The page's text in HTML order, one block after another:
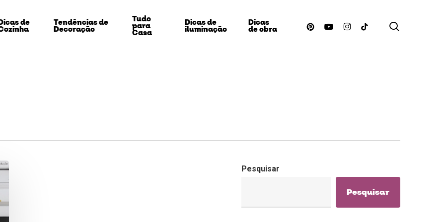
de Tendências de
Decoração
Tudo
para
Casa
Dicas de
iluminação
Dicas
de obra pinterestyoutubeinstagram
tiktok
Pesquisar
Pesquisar